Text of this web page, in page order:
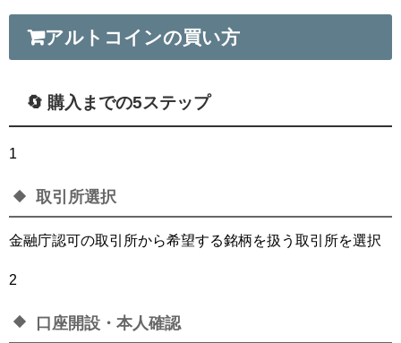
アルトコインの買い方
🔄 購入までの5ステップ
1
取引所選択
金融庁認可の取引所から希望する銘柄を扱う取引所を選択
2
口座開設・本人確認